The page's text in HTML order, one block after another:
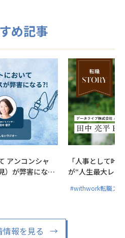
め記事
アンコンシャ
）が弊害にな
「人事として叶
が“人生最大レベ
#withwork転職ス
報を見る →